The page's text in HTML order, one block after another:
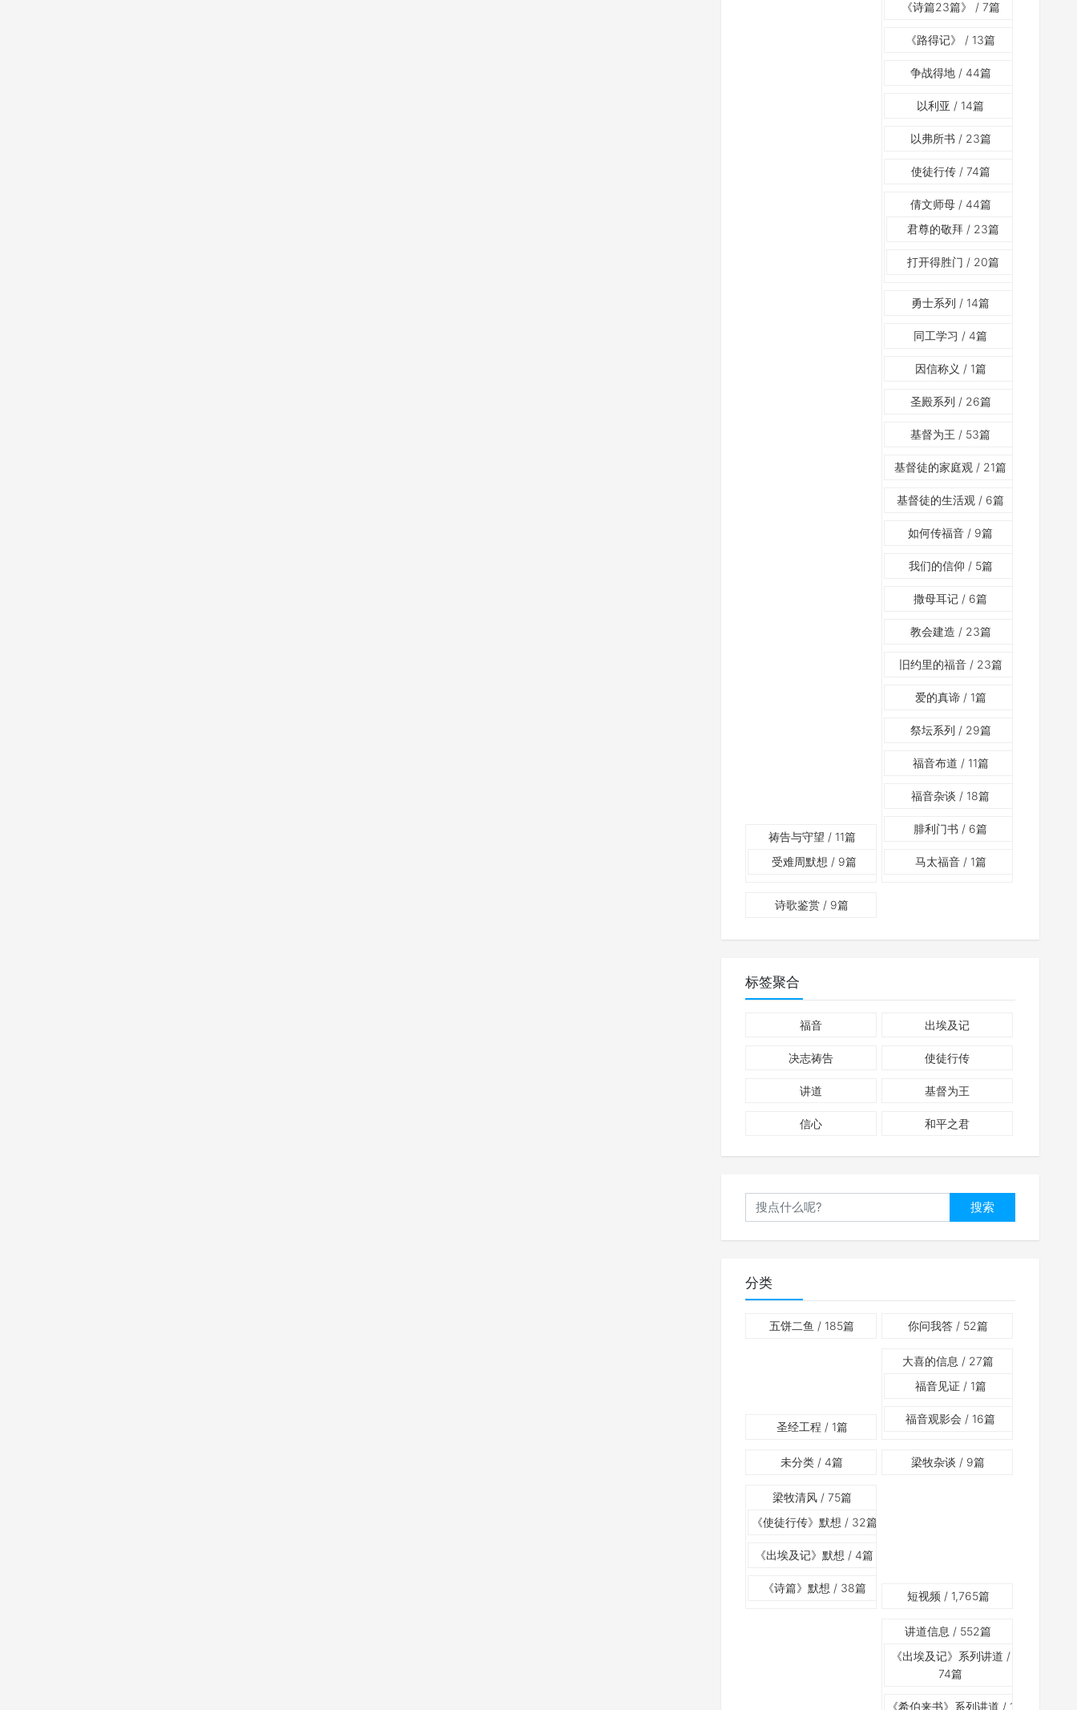
祷告与守望 / 11篇
受难周默想 / 9篇
《诗篇23篇》 / 7篇
《路得记》 / 13篇
争战得地/ 44篇
以利亚 / 14篇
以弗所书 / 23篇
使徒行传/ 74篇
倩文师母/ 44篇
君尊的敬拜/ 23篇
打开得胜门 / 20篇
勇士系列 / 14篇
同工学习 / 4篇
因信称义 / 1篇
圣殿系列 / 26篇
基督为王 / 53篇
基督徒的家庭观 / 21篇
基督徒的生活观 / 6篇
如何传福音 / 9篇
我们的信仰 / 5篇
撒母耳记 / 6篇
教会建造 / 23篇
旧约里的福音/ 23篇
爱的真谛/ 1篇
祭坛系列 / 29篇
福音布道 / 11篇
福音杂谈 / 18篇
腓利门书 / 6篇
马太福音/ 1篇
诗歌鉴赏 / 9篇
标签聚合
福音 出埃及记
决志祷告 使徒行传
讲道 基督为王
信心 和平之君
搜索
分类
五饼二鱼 / 185篇 你问我答 / 52篇
圣经工程 / 1篇
大喜的信息 / 27篇
福音见证 / 1篇
福音观影会 / 16篇
未分类 / 4篇 梁牧杂谈 / 9篇
梁牧清风/ 75篇
《使徒行传》默想 / 32篇
《出埃及记》默想 / 4篇
《诗篇》默想 / 38篇
短视频/ 1,765篇
讲道信息 / 552篇
《出埃及记》系列讲道 /
74篇
《希伯来书》系列讲道 / 1